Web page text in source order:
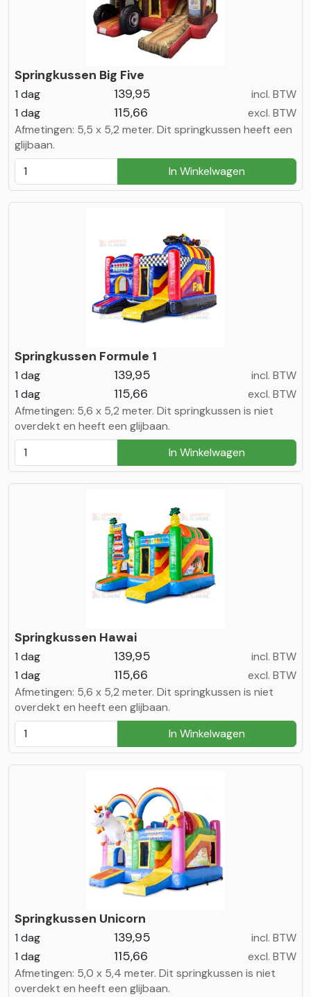
Springkussen Big Five
1 dag 139,95
incl. BTW
1 dag
115,66
excl. BTW
Afmetingen: 5,5 x 5,2 meter. Dit springkussen heeft een
glijbaan.
In Winkelwagen
Springkussen Formule 1
1 dag 139,95
incl. BTW
1 dag
115,66
excl. BTW
Afmetingen: 5,6 x 5,2 meter. Dit springkussen is niet
overdekt en heeft een glijbaan.
In Winkelwagen
Springkussen Hawai
1 dag 139,95
incl. BTW
1 dag
115,66
excl. BTW
Afmetingen: 5,6 x 5,2 meter. Dit springkussen is niet
overdekt en heeft een glijbaan.
In Winkelwagen
Springkussen Unicorn
1 dag 139,95
incl. BTW
1 dag
115,66
excl. BTW
Afmetingen: 5,0 x 5,4 meter. Dit springkussen is niet
overdekt en heeft een glijbaan.